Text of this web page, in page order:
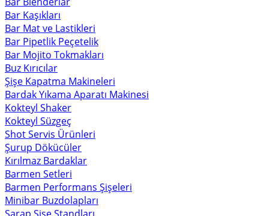
Bar Kaşıkları
Bar Mat ve Lastikleri
Bar Pipetlik Peçetelik
Bar Mojito Tokmakları
Buz Kırıcılar
Şişe Kapatma Makineleri
Bardak Yıkama Aparatı Makinesi
Kokteyl Shaker
Kokteyl Süzgeç
Shot Servis Ürünleri
Şurup Dökücüler
Kırılmaz Bardaklar
Barmen Setleri
Barmen Performans Şişeleri
Minibar Buzdolapları